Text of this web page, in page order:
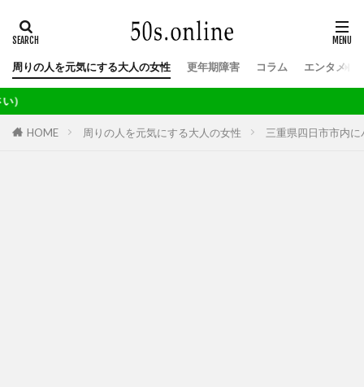
周りの人を元気にする大人の女性 更年期障害 コラム エンタメ
HOME 周りの人を元気にする大人の女性 三重県四日市市内